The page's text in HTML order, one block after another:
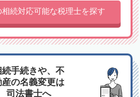
続対応可能な税理士を探す
続手続きや、不
産の名義変更は
司法書士へ